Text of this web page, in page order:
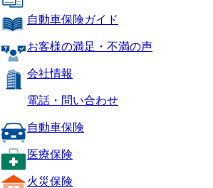
自動車保険ガイド
お客様の満足・不満の声
会社情報
電話・問い合わせ
自動車保険
医療保険
火災保険